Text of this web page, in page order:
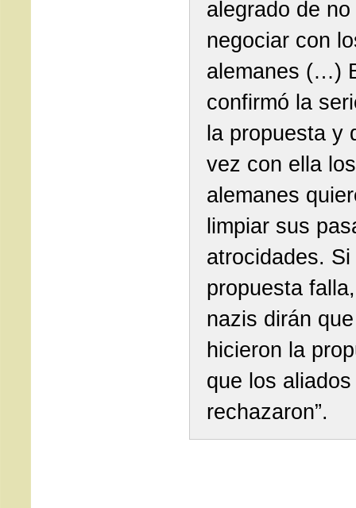
alegrado de no
negociar con
alemanes (…)
confirmó la
la propuesta y
vez con ella los
alemanes
limpiar sus
atrocidades. Si
propuesta
nazis dirán
hicieron la
que los
rechazaron”.